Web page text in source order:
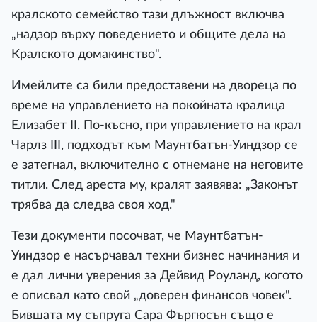
кралското семейство тази длъжност включва
„надзор върху поведението и общите дела на
Кралското домакинство".
Имейлите са били предоставени на двореца по
време на управлението на покойната кралица
Елизабет II. По-късно, при управлението на крал
Чарлз III, подходът към Маунтбатън-Уиндзор се
е затегнал, включително с отнемане на неговите
титли. След ареста му, кралят заявява: „Законът
трябва да следва своя ход."
Тези документи посочват, че Маунтбатън-
Уиндзор е насърчавал техни бизнес начинания и
е дал лични уверения за Дейвид Роуланд, когото
е описвал като свой „доверен финансов човек".
Бившата му съпруга Сара Фъргюсън също е